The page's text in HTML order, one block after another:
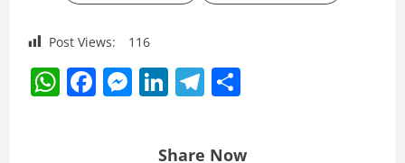
Post Views: 116
WhatsApp
Facebook
Messenger
LinkedIn
Telegram
Share Now